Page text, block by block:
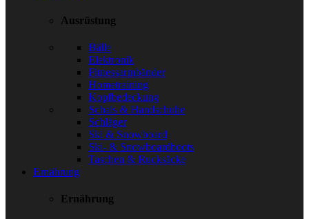
Ausrüstung
Bälle
Elektronik
Fitnessarmbänder
Hometraining
Kopfbedeckung
Schals & Handschuhe
Schläger
Ski & Snowboard
Ski- & Snowboardboots
Taschen & Rucksäcke
Ernährung
Ernährung